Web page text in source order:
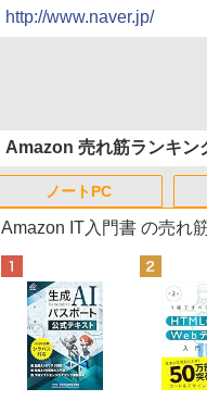
http://www.naver.jp/
Amazon 売れ筋ランキン
ノートPC
Amazon IT入門書 の売れ